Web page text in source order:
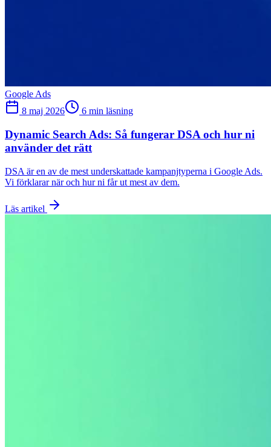
Google Ads
8 maj 2026
6 min läsning
Dynamic Search Ads: Så fungerar DSA och hur ni
använder det rätt
DSA är en av de mest underskattade kampanjtyperna i Google Ads.
Vi förklarar när och hur ni får ut mest av dem.
Läs artikel